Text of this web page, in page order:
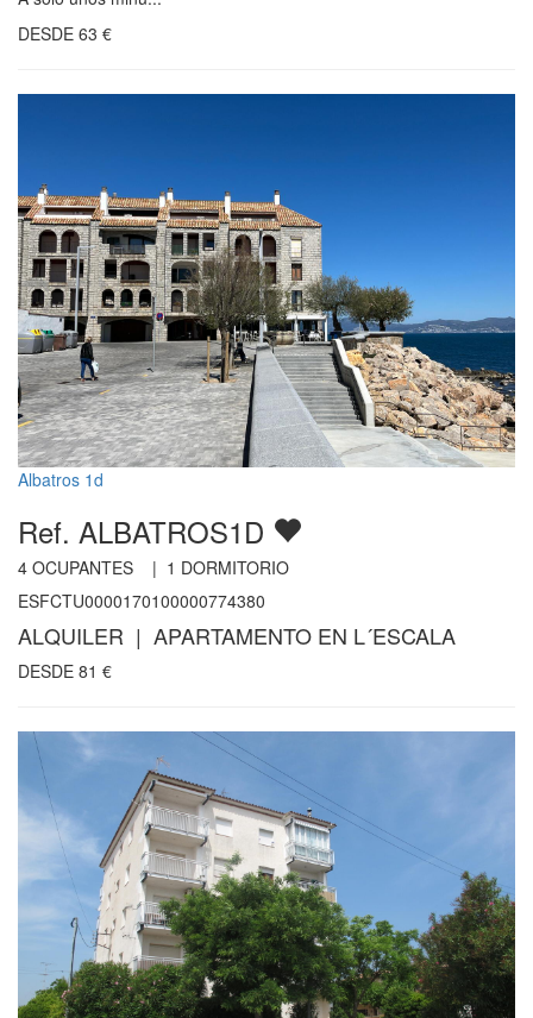
DESDE 63 €
Albatros 1d
Ref. ALBATROS1D
4 OCUPANTES | 1 DORMITORIO
ESFCTU0000170100000774380
ALQUILER | APARTAMENTO EN L´ESCALA
DESDE 81 €